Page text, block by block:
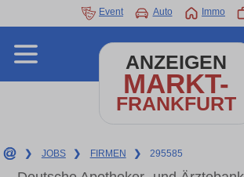
Event Auto Immo
ANZEIGEN
MARKT-
FRANKFURT
❯ JOBS ❯ FIRMEN ❯ 295585